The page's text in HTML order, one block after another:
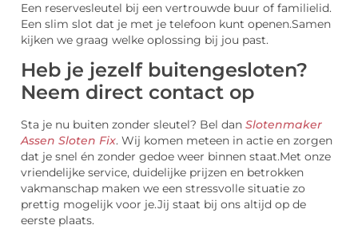
Een reservesleutel bij een vertrouwde buur of familielid.
Een slim slot dat je met je telefoon kunt openen.Samen
kijken we graag welke oplossing bij jou past.
Heb je jezelf buitengesloten?
Neem direct contact op
Sta je nu buiten zonder sleutel? Bel dan Slotenmaker
Assen Sloten Fix. Wij komen meteen in actie en zorgen
dat je snel én zonder gedoe weer binnen staat.Met onze
vriendelijke service, duidelijke prijzen en betrokken
vakmanschap maken we een stressvolle situatie zo
prettig mogelijk voor je.Jij staat bij ons altijd op de
eerste plaats.